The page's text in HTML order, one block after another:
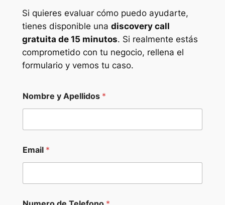
Si quieres evaluar cómo puedo ayudarte,
tienes disponible una discovery call
gratuita de 15 minutos. Si realmente estás
comprometido con tu negocio, rellena el
formulario y vemos tu caso.
Nombre y Apellidos *
Email *